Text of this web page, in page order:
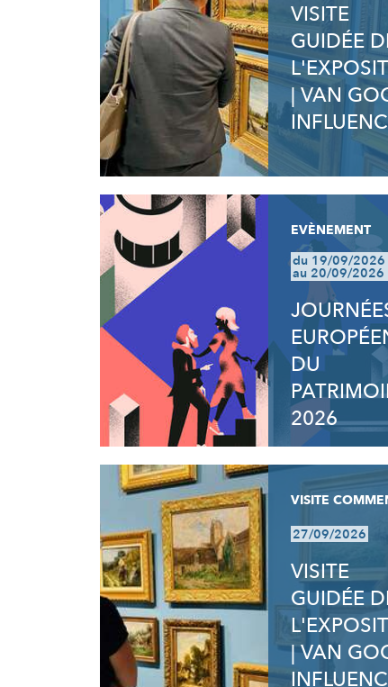
VISITE
GUIDÉE
| VAN
EVÈNEMENT
du 19/09/2026
au 20/09/2026
DU
2026
VISITE
27/09/2026
VISITE
GUIDÉE
| VAN